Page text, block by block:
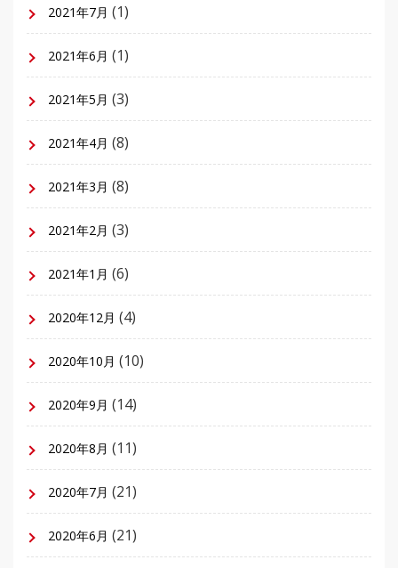
2021年7月 (1)
2021年6月 (1)
2021年5月 (3)
2021年4月 (8)
2021年3月 (8)
2021年2月 (3)
2021年1月 (6)
2020年12月 (4)
2020年10月 (10)
2020年9月 (14)
2020年8月 (11)
2020年7月 (21)
2020年6月 (21)